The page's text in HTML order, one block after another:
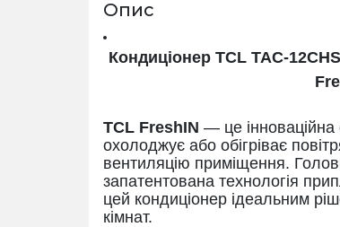
Опис
Кондиціонер TCL TAC-
TCL FreshIN — це інноваційна
охолоджує або обігріває
вентиляцію приміщення.
запатентована технологія
цей кондиціонер ідеальним
кімнат.